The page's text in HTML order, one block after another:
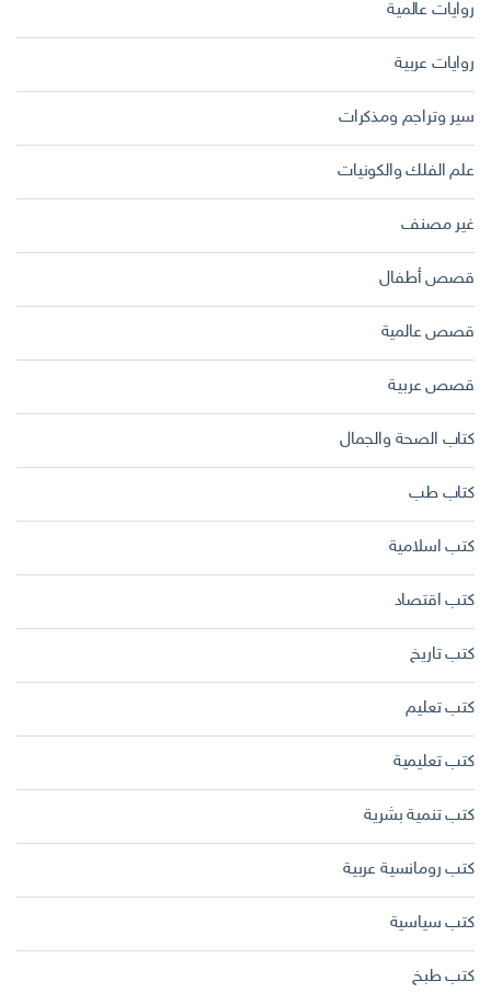
روايات عالمية
روايات عربية
سير وتراجم ومذكرات
علم الفلك والكونيات
غير مصنف
قصص أطفال
قصص عالمية
قصص عربية
كتاب الصحة والجمال
كتاب طب
كتب اسلامية
كتب اقتصاد
كتب تاريخ
كتب تعليم
كتب تعليمية
كتب تنمية بشرية
كتب رومانسية عربية
كتب سياسية
كتب طبخ